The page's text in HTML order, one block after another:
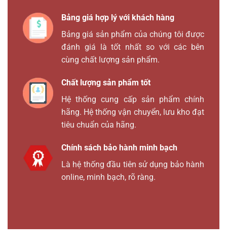
Bảng giá hợp lý với khách hàng
Bảng giá sản phẩm của chúng tôi được
đánh giá là tốt nhất so với các bên
cùng chất lượng sản phẩm.
Chất lượng sản phẩm tốt
Hệ thống cung cấp sản phẩm chính
hãng. Hệ thống vận chuyển, lưu kho đạt
tiêu chuẩn của hãng.
Chính sách bảo hành minh bạch
Là hệ thống đầu tiên sử dụng bảo hành
online, minh bạch, rõ ràng.